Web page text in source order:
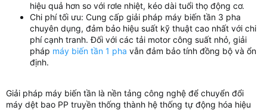
hiệu quả hơn so với rơle nhiệt, kéo dài tuổi thọ động cơ.
Chi phí tối ưu: Cung cấp giải pháp máy biến tần 3 pha
chuyên dụng, đảm bảo hiệu suất kỹ thuật cao nhất với chi
phí cạnh tranh. Đối với các tải motor công suất nhỏ, giải
pháp máy biến tần 1 pha vẫn đảm bảo tính đồng bộ và ổn
định.
Giải pháp máy biến tần là nền tảng công nghệ để chuyển đổi
máy dệt bao PP truyền thống thành hệ thống tự động hóa hiệu